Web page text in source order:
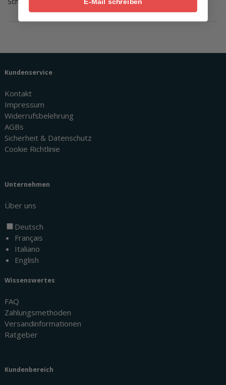
Kundenservice
Kontakt
Impressum
Widerrufsbelehrung
AGBs
Sicherheit & Datenschutz
Cookie Richtlinie
Unternehmen
Über uns
Deutsch
Français
Italiano
English
Wissenswertes
FAQ
Zahlungsmethoden
Versandinformationen
Ratgeber
Kundenbereich